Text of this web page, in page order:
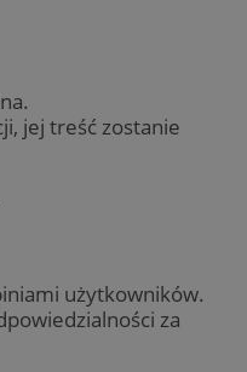
jej treść zostanie
użytkowników.
za